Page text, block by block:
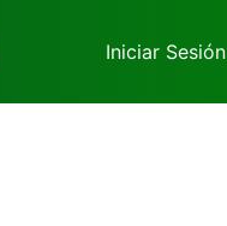
Iniciar Sesión